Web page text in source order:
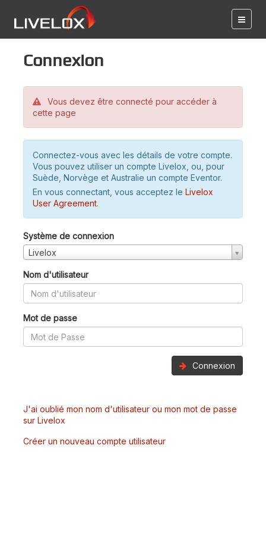
Connexion
Vous devez être connecté pour accéder à
cette page
Connectez-vous avec les détails de votre compte.
Vous pouvez utiliser un compte Livelox, ou, pour
Suède, Norvège et Australie un compte Eventor.
En vous connectant, vous acceptez le Livelox
User Agreement.
Système de connexion
Livelox
Nom d'utilisateur
Mot de passe
Connexion
J'ai oublié mon nom d'utilisateur ou mon mot de passe
sur Livelox
Créer un nouveau compte utilisateur